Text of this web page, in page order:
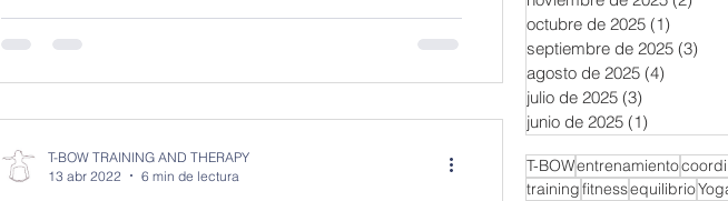
de acondicionamiento físico grupal, con una tendencia a
desarrollar programas basados casi exclusivamente en
experiencias en el entrenamiento en grupo con T-BOW®
iniciadas por Sandra Bonacina en la Universidad de
Zúrich desde 2005, propuestas:
T-BOW TRAINING AND THERAPY
13 abr 2022
6 min de lectura
octubre de 2025 (1)
septiembre de 2025 (3)
agosto de 2025 (4)
julio de 2025 (3)
junio de 2025 (1)
T-BOWentrenamiento
trainingfitnessequilibrio